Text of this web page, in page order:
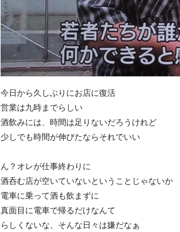
今日から久しぶりにお店に復活
営業は九時までらしい
酒飲みには、時間は足りないだろうけれど
少しでも時間が伸びたならそれでいい
ん？オレが仕事終わりに
酒呑む店が空いていないということじゃないか
電車に乗って酒も飲まずに
真面目に電車で帰るだけなんて
らしくないな、そんな日々は嫌だなぁ